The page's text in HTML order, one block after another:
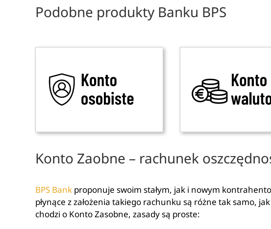
Podobne produkty Banku BPS
Konto Zaobne – rachunek
BPS Bank proponuje swoim stałym, jak i nowym
płynące z założenia takiego rachunku są różne tak samo,
chodzi o Konto Zasobne, zasady są proste: